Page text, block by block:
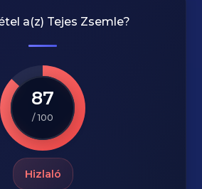
a(z) Tejes Zsemle?
87
/ 100
Hizlaló